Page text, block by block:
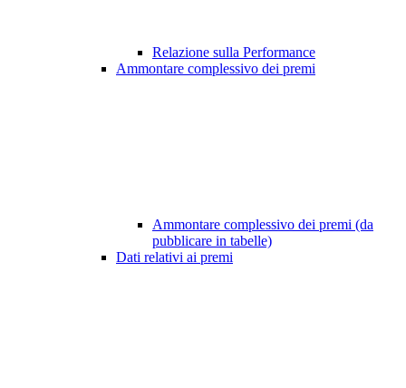
Relazione sulla Performance
Ammontare complessivo dei premi
Ammontare complessivo dei premi (da
pubblicare in tabelle)
Dati relativi ai premi